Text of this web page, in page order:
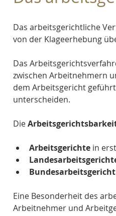
Das arbeitsgerichtliche
von der Klageerhebung
Das
zwischen Arbeitnehmern
dem Arbeitsgericht
unterscheiden.
Die
Arbeitsgerichte in
Bundesarbeitsgericht
Eine Besonderheit des
Arbeitnehmer und